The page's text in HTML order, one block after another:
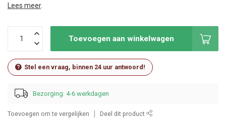
Lees meer.
Toevoegen aan winkelwagen
Stel een vraag, binnen 24 uur antwoord!
Bezorging: 4-6 werkdagen
Toevoegen om te vergelijken Deel dit product